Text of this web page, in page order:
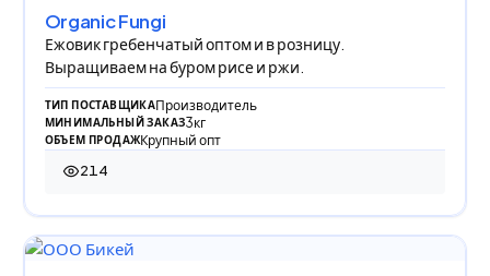
Organic Fungi
Ежовик гребенчатый оптом и в розницу.
Выращиваем на буром рисе и ржи.
ТИП ПОСТАВЩИКАПроизводитель
МИНИМАЛЬНЫЙ ЗАКАЗ3кг
ОБЪЕМ ПРОДАЖКрупный опт
214
214 просмотров